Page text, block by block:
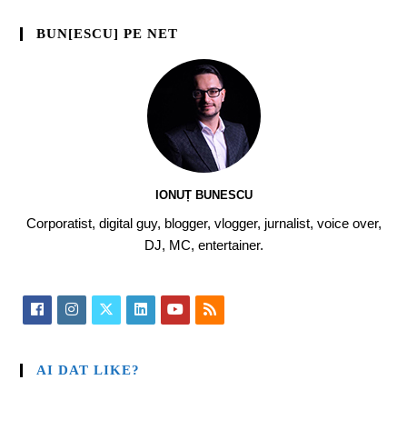
BUN[ESCU] PE NET
IONUȚ BUNESCU
Corporatist, digital guy, blogger, vlogger, jurnalist, voice over,
DJ, MC, entertainer.
AI DAT LIKE?